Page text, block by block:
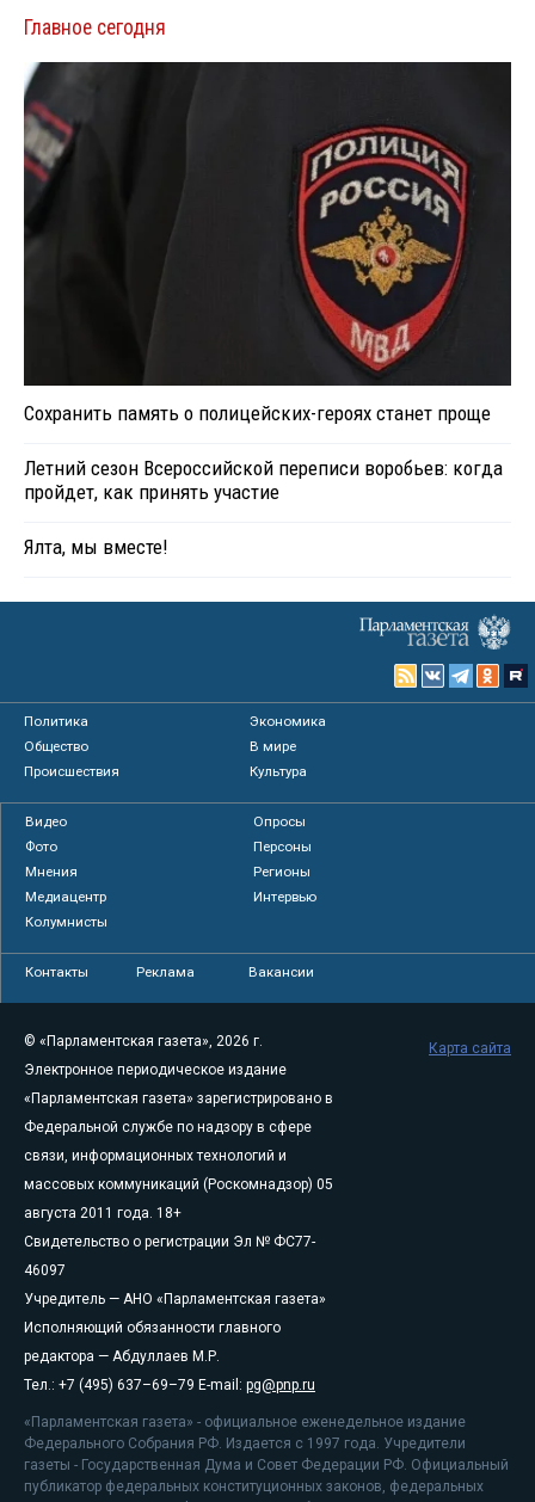
Главное сегодня
Сохранить память о полицейских-героях станет проще
Летний сезон Всероссийской переписи воробьев: когда
пройдет, как принять участие
Ялта, мы вместе!
Политика
Экономика
Общество
В мире
Происшествия
Культура
Видео
Опросы
Фото
Персоны
Мнения
Регионы
Медиацентр
Интервью
Колумнисты
Контакты Реклама Вакансии
© «Парламентская газета», 2026 г.
Электронное периодическое издание
«Парламентская газета» зарегистрировано в
Федеральной службе по надзору в сфере
связи, информационных технологий и
массовых коммуникаций (Роскомнадзор) 05
августа 2011 года. 18+
Свидетельство о регистрации Эл № ФС77-
46097
Учредитель — АНО «Парламентская газета»
Исполняющий обязанности главного
редактора — Абдуллаев М.Р.
Тел.: +7 (495) 637–69–79 E-mail: pg@pnp.ru
«Парламентская газета» - официальное еженедельное издание
Федерального Собрания РФ. Издается с 1997 года. Учредители
газеты - Государственная Дума и Совет Федерации РФ. Официальный
публикатор федеральных конституционных законов, федеральных
Карта сайта